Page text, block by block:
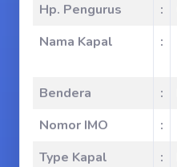
Hp. Pengurus
:
Nama Kapal
:
Bendera
:
Nomor IMO
:
Type Kapal
: